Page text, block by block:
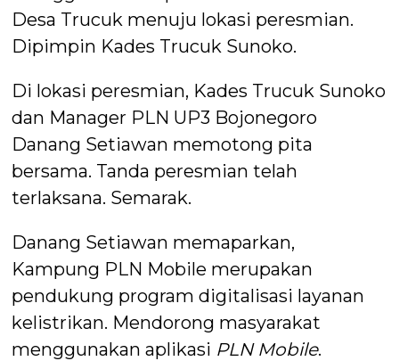
Desa Trucuk menuju lokasi peresmian.
Dipimpin Kades Trucuk Sunoko.
Di lokasi peresmian, Kades Trucuk Sunoko
dan Manager PLN UP3 Bojonegoro
Danang Setiawan memotong pita
bersama. Tanda peresmian telah
terlaksana. Semarak.
Danang Setiawan memaparkan,
Kampung PLN Mobile merupakan
pendukung program digitalisasi layanan
kelistrikan. Mendorong masyarakat
menggunakan aplikasi PLN Mobile.